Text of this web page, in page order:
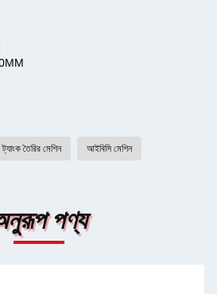
তৈরির মেশিন আইবিসি মেশিন
পণ্য